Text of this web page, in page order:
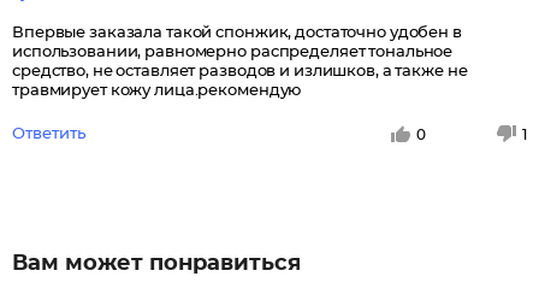
Впервые заказала такой спонжик, достаточно удобен в
использовании, равномерно распределяет тональное
средство, не оставляет разводов и излишков, а также не
травмирует кожу лица.рекомендую
Ответить 0 1
Вам может понравиться